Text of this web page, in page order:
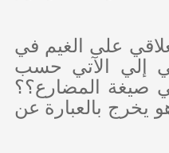
على الغيم في
إلي الآتي حسب
صيغة المضارع؟؟
يخرج بالعبارة عن